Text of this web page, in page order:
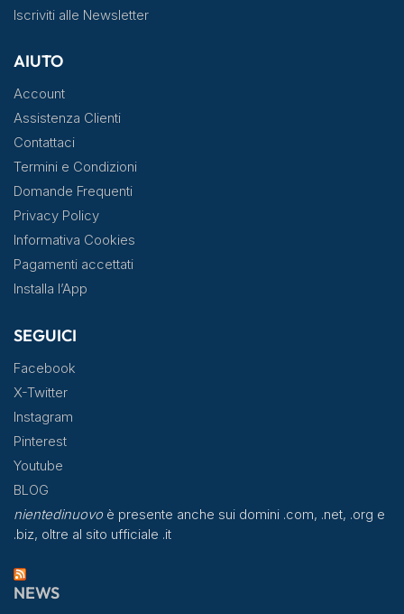
Iscriviti alle Newsletter
AIUTO
Account
Assistenza Clienti
Contattaci
Termini e Condizioni
Domande Frequenti
Privacy Policy
Informativa Cookies
Pagamenti accettati
Installa l’App
SEGUICI
Facebook
X-Twitter
Instagram
Pinterest
Youtube
BLOG
nientedinuovoè presente anche sui domini .com, .net, .org e
.biz, oltre al sito ufficiale .it
NEWS